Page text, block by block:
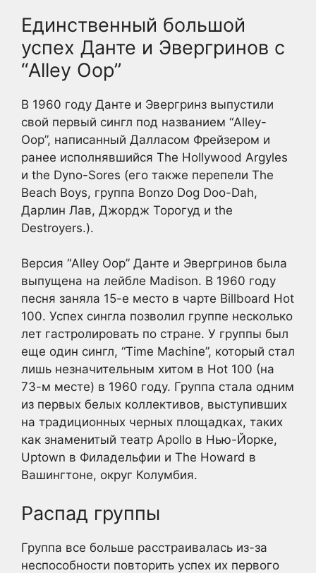
Единственный большой
успех Данте и Эвергринов с
“Alley Oop”
В 1960 году Данте и Эвергринз выпустили
свой первый сингл под названием “Alley-
Oop”, написанный Далласом Фрейзером и
ранее исполнявшийся The Hollywood Argyles
и the Dyno-Sores (его также перепели The
Beach Boys, группа Bonzo Dog Doo-Dah,
Дарлин Лав, Джордж Торогуд и the
Destroyers.).
Версия “Alley Oop” Данте и Эвергринов была
выпущена на лейбле Madison. В 1960 году
песня заняла 15-е место в чарте Billboard Hot
100. Успех сингла позволил группе несколько
лет гастролировать по стране. У группы был
еще один сингл, “Time Machine”, который стал
лишь незначительным хитом в Hot 100 (на
73-м месте) в 1960 году. Группа стала одним
из первых белых коллективов, выступивших
на традиционных черных площадках, таких
как знаменитый театр Apollo в Нью-Йорке,
Uptown в Филадельфии и The Howard в
Вашингтоне, округ Колумбия.
Распад группы
Группа все больше расстраивалась из-за
неспособности повторить успех их первого